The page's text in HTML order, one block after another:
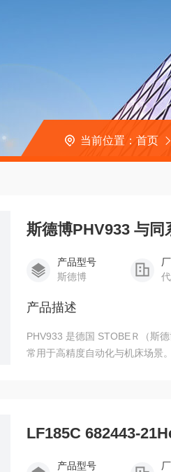
当前位置： 首页
斯德博PHV933 与同
产品型号
斯德博
产品描述
PHV933 是德国 STOBEＲ（斯
常用于高精度自动化与机床场景
LF185C 682443-
产品型号